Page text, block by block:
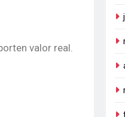
valor real.